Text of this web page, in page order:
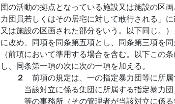
団の活動の拠点となっている施設又は施設の区
力団員若しくはその居宅に対して敢行される」
又は施設の区画された部分をいう。以下同じ。
に改め、同項を同条第五項とし、同条第三項を
（前項において準用する場合を含む。以下この
し、同条第一項の次に次の一項を加える。
２ 前項の規定は、一の指定暴力団等に所
当該対立に係る集団に所属する指定暴力
等の事務所（その管理者が当該対立に係